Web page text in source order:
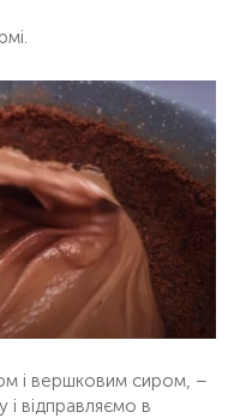
і вершковим сиром, –
відправляємо в